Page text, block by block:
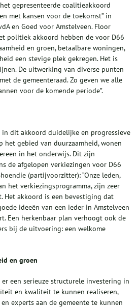
gepresenteerde coalitieakkoord
met kansen voor de toekomst” in
en Goed voor Amstelveen. Floor
politiek akkoord hebben de voor D66
en groen, betaalbare woningen,
een stevige plek gekregen. Het is
De uitwerking van diverse punten
de gemeenteraad. Zo geven we alle
voor de komende periode”.
dit akkoord duidelijke en progressieve
het gebied van duurzaamheid, wonen
in het onderwijs. Dit zijn
de afgelopen verkiezingen voor D66
(partijvoorzitter): “Onze leden,
het verkiezingsprogramma, zijn zeer
Het akkoord is een bevestiging dat
ideeën van een ieder in Amstelveen
Een herkenbaar plan verhoogt ook de
bij de uitvoering: een welkome
en groen
een serieuze structurele investering in
en kwaliteit te kunnen realiseren,
experts aan de gemeente te kunnen